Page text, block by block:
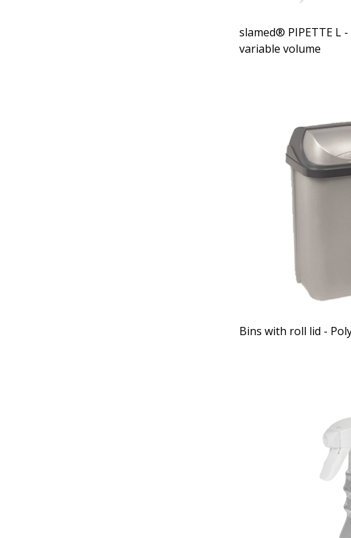
slamed® PIPETTE L
variable volume
Bins with roll lid -